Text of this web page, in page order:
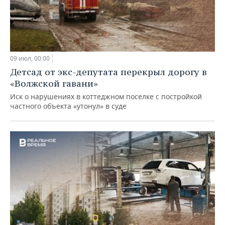
09 июл, 00:00
Детсад от экс-депутата перекрыл дорогу в
«Волжской гавани»
Иск о нарушениях в коттеджном поселке с постройкой
частного объекта «утонул» в суде